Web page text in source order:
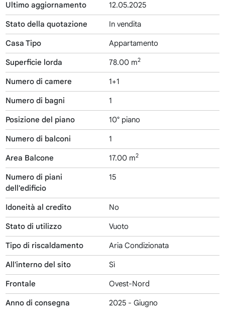
Ultimo aggiornamento 12.05.2025
Stato della quotazione In vendita
Casa Tipo Appartamento
Superficie lorda 78.00 m2
Numero di camere 1+1
Numero di bagni 1
Posizione del piano 10° piano
Numero di balconi 1
Area Balcone 17.00 m2
Numero di piani
dell'edificio
15
Idoneità al credito No
Stato di utilizzo Vuoto
Tipo di riscaldamento Aria Condizionata
All'interno del sito Sì
Frontale Ovest-Nord
Anno di consegna 2025 - Giugno